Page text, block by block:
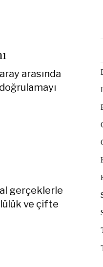
arasında
gerçeklerle
ve çifte